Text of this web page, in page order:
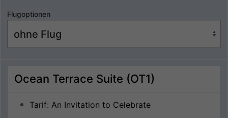
Flugoptionen
Ocean Terrace Suite (OT1)
Tarif: An Invitation to Celebrate